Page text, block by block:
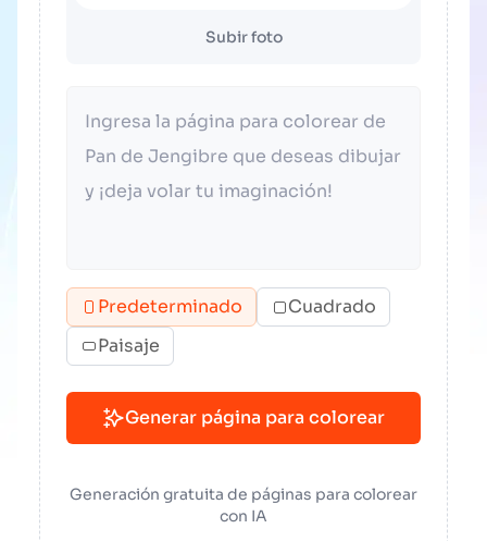
Subir foto
Predeterminado
Cuadrado
Paisaje
Generar página para colorear
Generación gratuita de páginas para colorear
con IA